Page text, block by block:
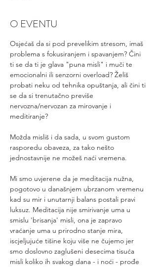
O EVENTU
Osjećaš da si pod prevelikim stresom, imaš
problema s fokusiranjem i spavanjem? Čini
ti se da ti je glava "puna misli" i muči te
emocionalni ili senzorni overload? Želiš
probati neku od tehnika opuštanja, ali čini ti
se da si trenutačno previše
nervozna/nervozan za mirovanje i
meditiranje?
Možda misliš i da sada, u svom gustom
rasporedu obaveza, za tako nešto
jednostavnije ne možeš naći vremena.
Mi smo uvjerene da je meditacija nužna,
pogotovo u današnjem ubrzanom vremenu
kad su mir i unutarnji balans postali pravi
luksuz. Meditacija nije smirivanje uma u
smislu 'brisanja' misli, ona je zapravo
vraćanje uma u prirodno stanje mira,
iscjeljujuće tišine koju više ne čujemo jer
smo doslovno zaglušeni desecima tisuća
misli koliko ih svakog dana - i noći - prođe